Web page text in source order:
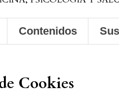
Contenidos
Cookies